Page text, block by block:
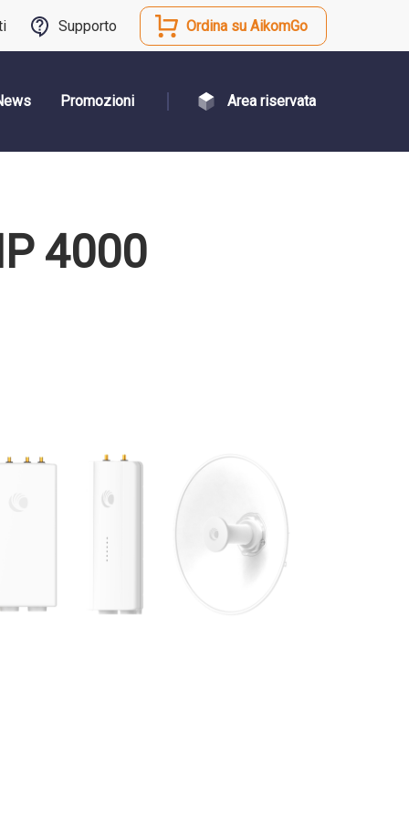
Supporto Ordina su AikomGo
Promozioni Area riservata
4000